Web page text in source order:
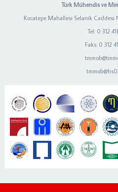
Türk Mühendis ve
Kocatepe Mahallesi Selanik Caddesi
Tel: 0 312
Faks: 0 312